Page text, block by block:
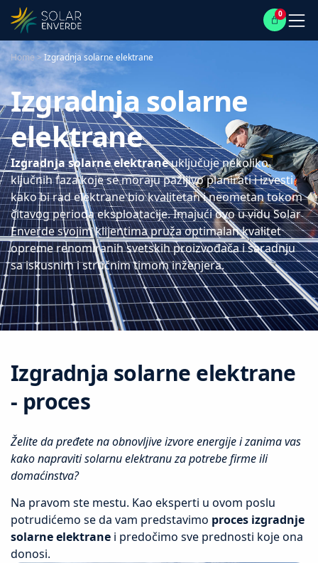
0
Home> Izgradnja solarne elektrane
Izgradnja solarne
elektrane
Izgradnja solarne elektraneuključuje nekoliko
ključnih faza koje se moraju pažljivo planirati i izvesti
kako bi rad elektrane bio kvalitetan i neometan tokom
čitavog perioda eksploatacije. Imajući ovo u vidu Solar
Enverde svojim klijentima pruža optimalan kvalitet
opreme renomiranih svetskih proizvođača i saradnju
sa iskusnim i stručnim timom inženjera.
Izgradnja solarne elektrane
- proces
Želite da pređete na obnovljive izvore energije i zanima vas
kako napraviti solarnu elektranu za potrebe firme ili
domaćinstva?
Na pravom ste mestu. Kao eksperti u ovom poslu
potrudićemo se da vam predstavimo proces izgradnje
solarne elektrane i predočimo sve prednosti koje ona
donosi.